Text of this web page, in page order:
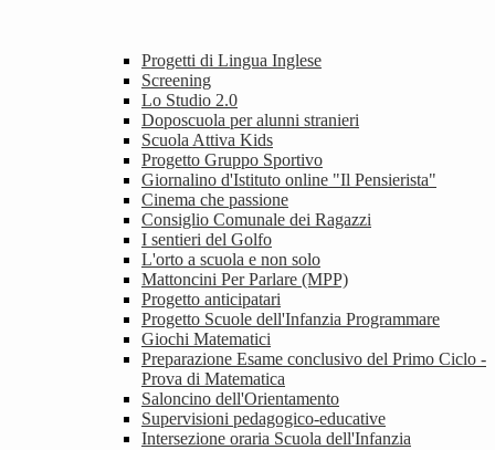
Progetti di Lingua Inglese
Screening
Lo Studio 2.0
Doposcuola per alunni stranieri
Scuola Attiva Kids
Progetto Gruppo Sportivo
Giornalino d'Istituto online "Il Pensierista"
Cinema che passione
Consiglio Comunale dei Ragazzi
I sentieri del Golfo
L'orto a scuola e non solo
Mattoncini Per Parlare (MPP)
Progetto anticipatari
Progetto Scuole dell'Infanzia Programmare
Giochi Matematici
Preparazione Esame conclusivo del Primo Ciclo -
Prova di Matematica
Saloncino dell'Orientamento
Supervisioni pedagogico-educative
Intersezione oraria Scuola dell'Infanzia